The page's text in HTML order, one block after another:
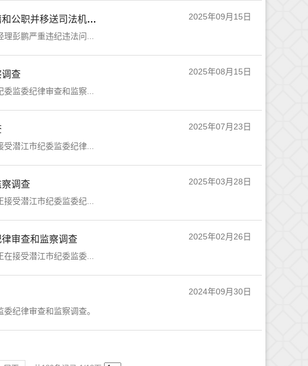
潜江市高新技术产业投资开发有限公司党委委员、副总经理彭鹏被开除党籍和公职并移送司法机关依法处理
彭鹏严重违纪违法问...
2025年09月15日
调查
监委纪律审查和监察...
2025年08月15日
潜江市纪委监委纪律...
2025年07月23日
察调查
受潜江市纪委监委纪...
2025年03月28日
审查和监察调查
接受潜江市纪委监委...
2025年02月26日
纪律审查和监察调查。
2024年09月30日